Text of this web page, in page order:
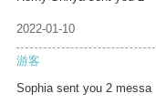
2022-01-10
游客
Sophia sent you 2 messa